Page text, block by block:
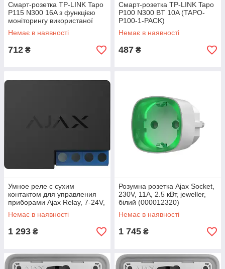
Смарт-розетка TP-LINK Tapo
P115 N300 16A з функцією
моніторингу використаної
енергії (TAPO-P115-1-PACK)
Немає в наявності
712 ₴
Смарт-розетка TP-LINK Tapo
P100 N300 BT 10A (TAPO-
P100-1-PACK)
Немає в наявності
487 ₴
Умное реле с сухим
контактом для управления
приборами Ajax Relay, 7-24V,
13А, 3 кВт, jeweller,
беспроводное (000010019)
Немає в наявності
1 293 ₴
Розумна розетка Ajax Socket,
230V, 11А, 2.5 кВт, jeweller,
білий (000012320)
Немає в наявності
1 745 ₴